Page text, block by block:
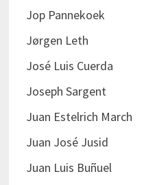
Jop Pannekoek
Jørgen Leth
José Luis Cuerda
Joseph Sargent
Juan Estelrich March
Juan José Jusid
Juan Luis Buñuel